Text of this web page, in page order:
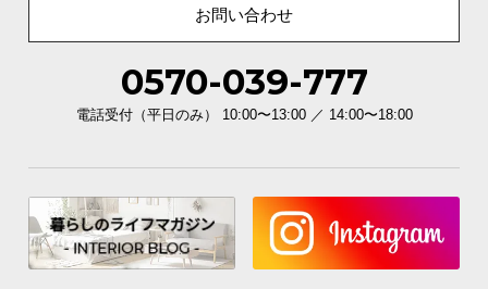
約60㎝ 約55㎝
商品のお届けから、ご購入後のアフターサービスま
で、トータルでご満足頂けるように努めています。
お問い合わせ
0570-039-777
電話受付（平日のみ） 10:00〜13:00 ／ 14:00〜18:00